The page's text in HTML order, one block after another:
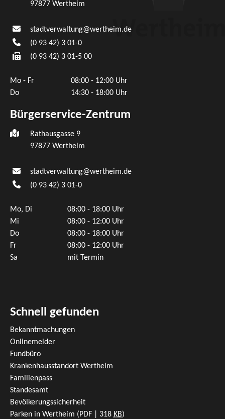
97877 Wertheim
stadtverwaltung@wertheim.de
(0 93 42) 3 01-0
(0 93 42) 3 01-5 00
Mo - Fr
08:00 - 12:00 Uhr
Do
14:30 - 18:00 Uhr
Bürgerservice-Zentrum
Rathausgasse 9
97877 Wertheim
stadtverwaltung@wertheim.de
(0 93 42) 3 01-0
Mo, Di
08:00 - 18:00 Uhr
Mi
08:00 - 12:00 Uhr
Do
08:00 - 18:00 Uhr
Fr
08:00 - 12:00 Uhr
Sa
mit Termin
Schnell gefunden
Bekanntmachungen
Onlinemelder
Fundbüro
Krankenhausstandort Wertheim
Familienpass
Standesamt
Bevölkerungssicherheit
Parken in Wertheim (PDF | 318 KB)